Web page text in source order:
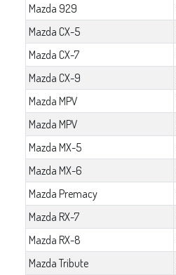
Mazda 929
Mazda CX-5
Mazda CX-7
Mazda CX-9
Mazda MPV
Mazda MPV
Mazda MX-5
Mazda MX-6
Mazda Premacy
Mazda RX-7
Mazda RX-8
Mazda Tribute